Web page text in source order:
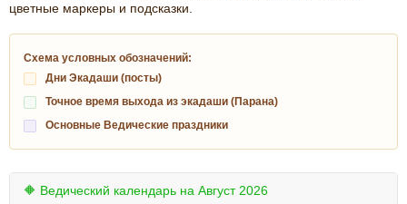
цветные маркеры и подсказки.
Схема условных обозначений:
Дни Экадаши (посты)
Точное время выхода из экадаши (Парана)
Основные Ведические праздники
🔶 Ведический календарь на Август 2026